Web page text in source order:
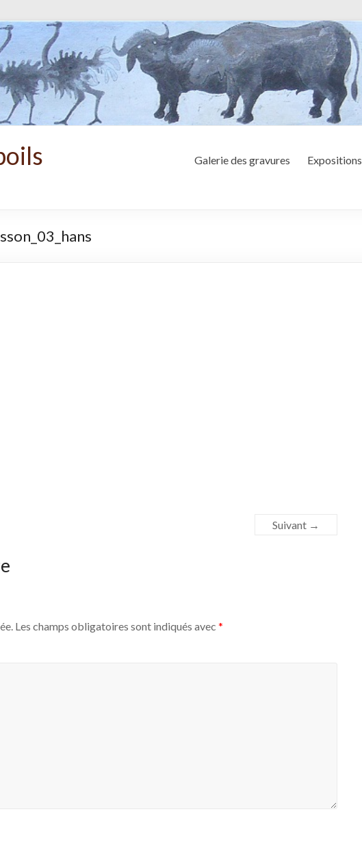
Galerie des gravures Expositions
Suivant →
Les champs obligatoires sont indiqués avec *